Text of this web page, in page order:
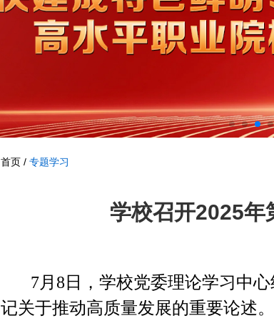
首页/ 专题学习
学校召开2025年
7月8日，学校党委理论学习中
记关于推动高质量发展的重要论述。